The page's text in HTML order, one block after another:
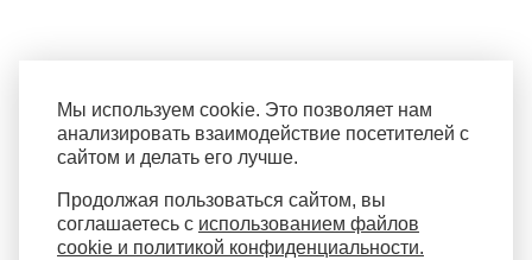
Мы используем cookie. Это позволяет нам
анализировать взаимодействие посетителей с
сайтом и делать его лучше.
Продолжая пользоваться сайтом, вы
соглашаетесь с использованием файлов
cookie и политикой конфиденциальности.